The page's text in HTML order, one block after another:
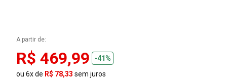
A partir de:
R$ 469,99
-41%
ou 6x de R$ 78,33 sem juros